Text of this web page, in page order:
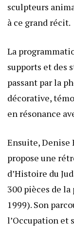
sculpteurs
à ce grand récit.
La
supports et des
passant par la
décorative,
en résonance
Ensuite, Denise
propose une
d’Histoire du
300 pièces de
1999). Son
l’Occupation et